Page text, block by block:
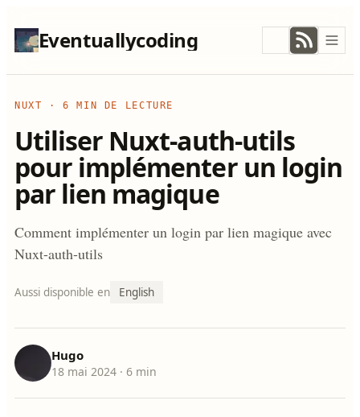
Eventuallycoding
NUXT ·6 MIN DE LECTURE
Utiliser Nuxt-auth-utils
pour implémenter un login
par lien magique
Comment implémenter un login par lien magique avec
Nuxt-auth-utils
Aussi disponible en English
Hugo
18 mai 2024 · 6 min